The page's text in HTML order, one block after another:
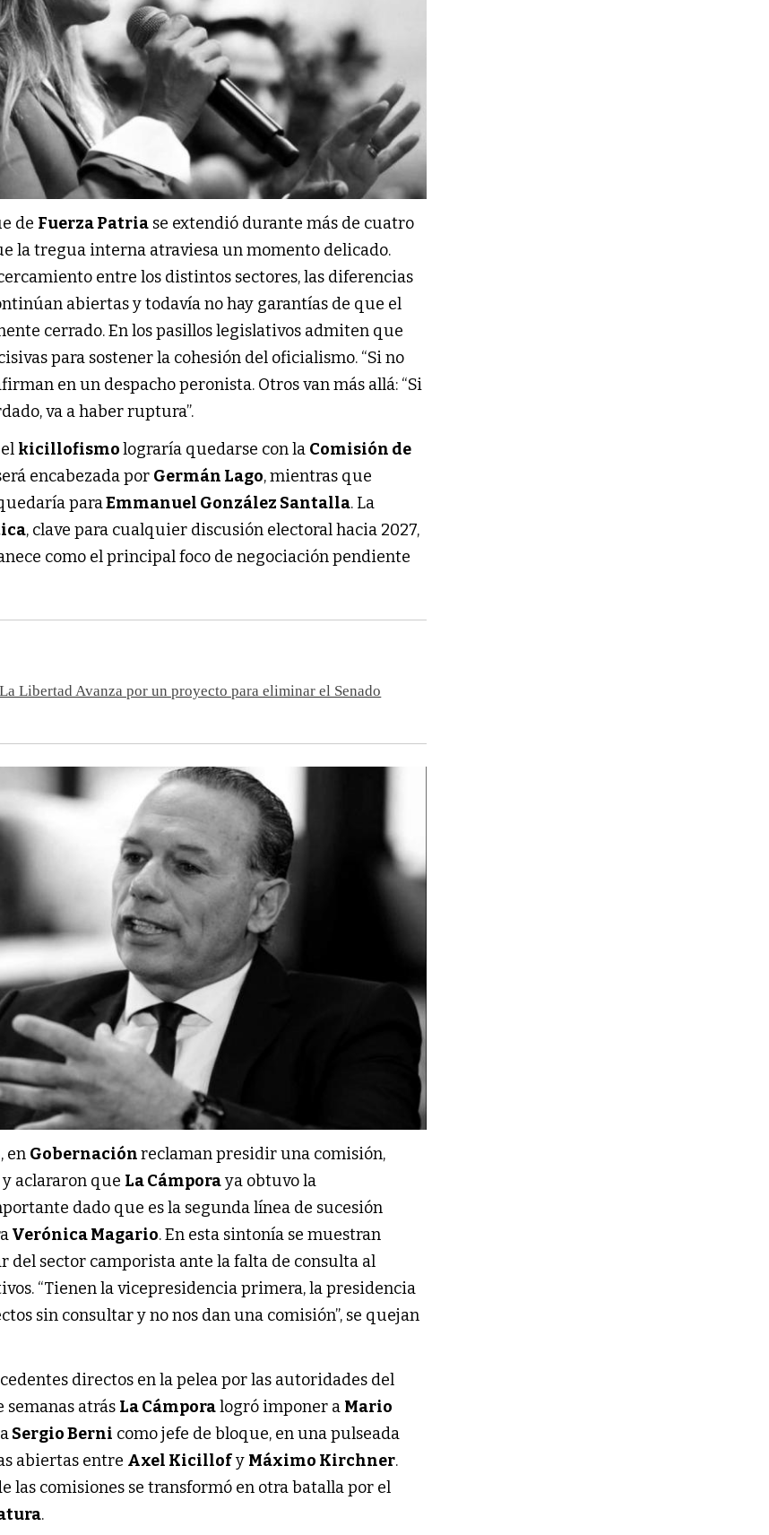
de Fuerza Patria se extendió durante más de cuatro
la tregua interna atraviesa un momento delicado.
entre los distintos sectores, las diferencias
abiertas y todavía no hay garantías de que el
cerrado. En los pasillos legislativos admiten que
para sostener la cohesión del oficialismo. “Si no
en un despacho peronista. Otros van más allá: “Si
va a haber ruptura”.
kicillofismolograría quedarse con la Comisión de
encabezada por Germán Lago, mientras que
paraEmmanuel González Santalla. La
, clave para cualquier discusión electoral hacia 2027,
como el principal foco de negociación pendiente
Libertad Avanza por un proyecto para eliminar el Senado
, en Gobernaciónreclaman presidir una comisión,
y aclararon que La Cámporaya obtuvo la
dado que es la segunda línea de sucesión
Verónica Magario. En esta sintonía se muestran
del sector camporista ante la falta de consulta al
“Tienen la vicepresidencia primera, la presidencia
sin consultar y no nos dan una comisión”, se quejan
directos en la pelea por las autoridades del
semanas atrás La Cámporalogró imponer a Mario
Sergio Berni como jefe de bloque, en una pulseada
abiertas entre Axel Kicillofy Máximo Kirchner.
las comisiones se transformó en otra batalla por el
.